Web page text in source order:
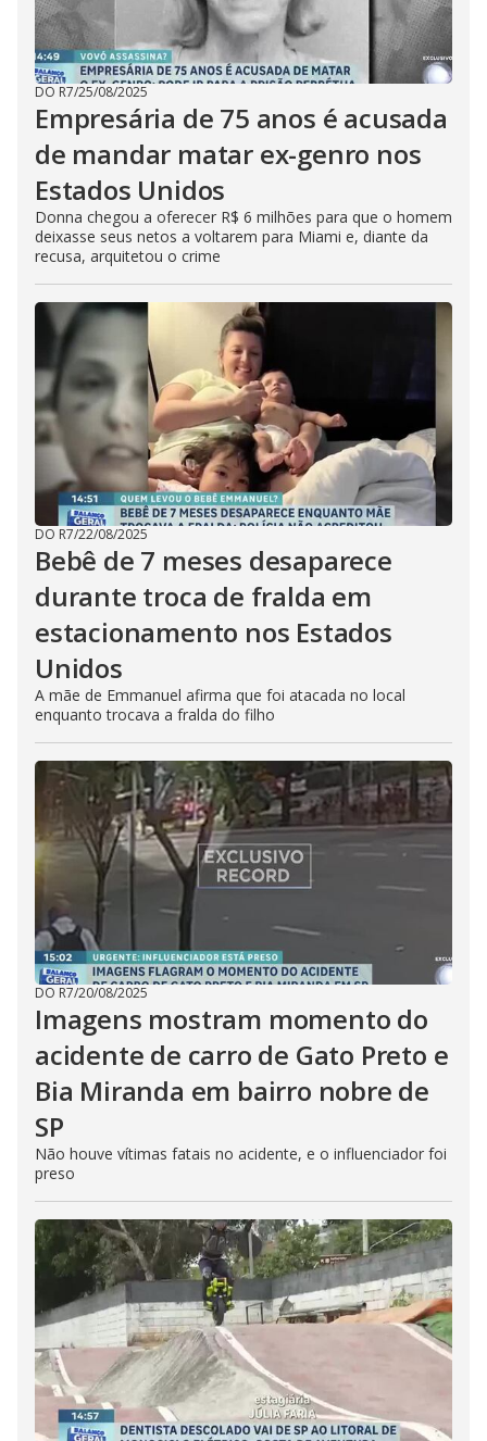
DO R7/25/08/2025
Empresária de 75 anos é acusada
de mandar matar ex-genro nos
Estados Unidos
Donna chegou a oferecer R$ 6 milhões para que o homem
deixasse seus netos a voltarem para Miami e, diante da
recusa, arquitetou o crime
DO R7/22/08/2025
Bebê de 7 meses desaparece
durante troca de fralda em
estacionamento nos Estados
Unidos
A mãe de Emmanuel afirma que foi atacada no local
enquanto trocava a fralda do filho
DO R7/20/08/2025
Imagens mostram momento do
acidente de carro de Gato Preto e
Bia Miranda em bairro nobre de
SP
Não houve vítimas fatais no acidente, e o influenciador foi
preso